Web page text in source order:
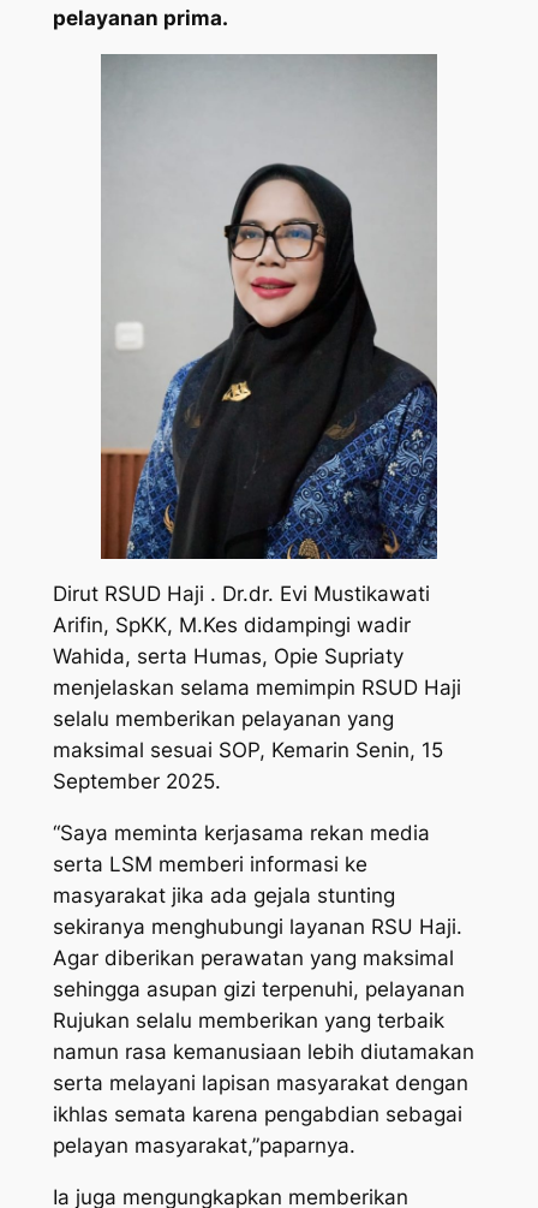
pelayanan prima.
Dirut RSUD Haji . Dr.dr. Evi Mustikawati
Arifin, SpKK, M.Kes didampingi wadir
Wahida, serta Humas, Opie Supriaty
menjelaskan selama memimpin RSUD Haji
selalu memberikan pelayanan yang
maksimal sesuai SOP, Kemarin Senin, 15
September 2025.
“Saya meminta kerjasama rekan media
serta LSM memberi informasi ke
masyarakat jika ada gejala stunting
sekiranya menghubungi layanan RSU Haji.
Agar diberikan perawatan yang maksimal
sehingga asupan gizi terpenuhi, pelayanan
Rujukan selalu memberikan yang terbaik
namun rasa kemanusiaan lebih diutamakan
serta melayani lapisan masyarakat dengan
ikhlas semata karena pengabdian sebagai
pelayan masyarakat,”paparnya.
Ia juga mengungkapkan memberikan